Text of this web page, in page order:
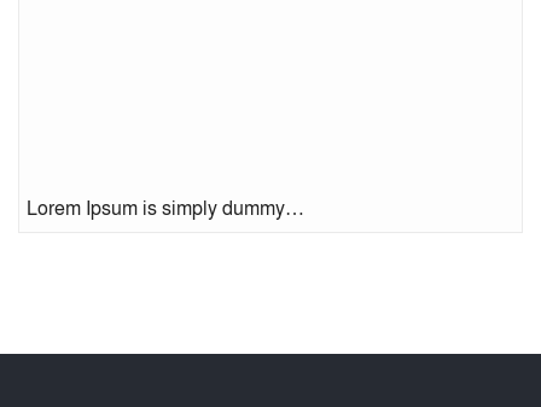
Lorem Ipsum is simply dummy…